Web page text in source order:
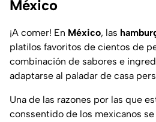
México
¡A comer! En México, las
platilos favoritos de cientos de
combinación de sabores e
adaptarse al paladar de casa
Una de las razones por las que
conssentido de los mexicanos